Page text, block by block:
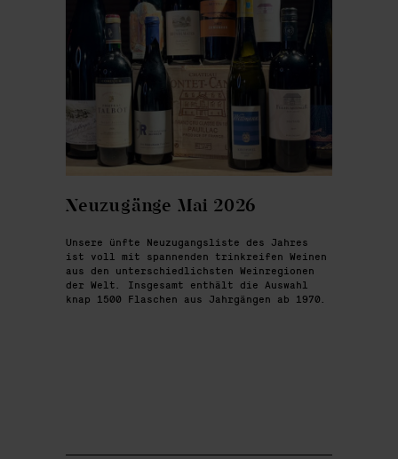
Neuzugänge Mai 2026
Unsere ünfte Neuzugangsliste des Jahres
ist voll mit spannenden trinkreifen Weinen
aus den unterschiedlichsten Weinregionen
der Welt. Insgesamt enthält die Auswahl
knap 1500 Flaschen aus Jahrgängen ab 1970.